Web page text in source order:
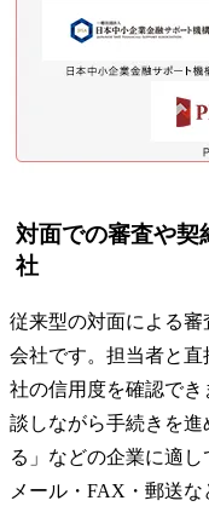
対面での審査や契
社
従来型の対面による
会社です。担当者と
社の信用度を確認で
談しながら手続きを
る」などの企業に適
メール・FAX・郵送